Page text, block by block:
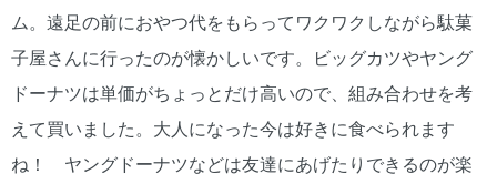
ム。遠足の前におやつ代をもらってワクワクしながら駄菓
子屋さんに行ったのが懐かしいです。ビッグカツやヤング
ドーナツは単価がちょっとだけ高いので、組み合わせを考
えて買いました。大人になった今は好きに食べられます
ね！ ヤングドーナツなどは友達にあげたりできるのが楽